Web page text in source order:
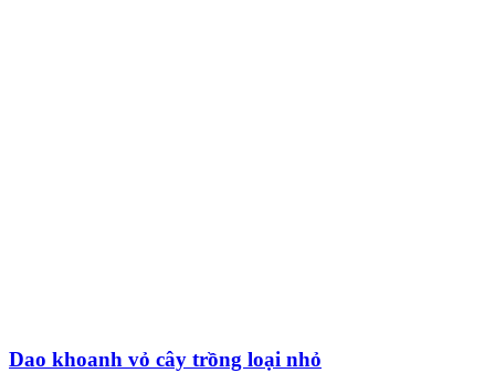
Dao khoanh vỏ cây trồng loại nhỏ